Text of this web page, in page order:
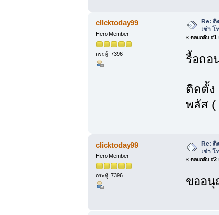
clicktoday99
Hero Member
กระทู้: 7396
Re:
เช่า โ
« ตอบกลับ #1
รื้อถอ
ติดตั้ง
พลัส (
clicktoday99
Hero Member
กระทู้: 7396
Re: ติ
เช่า โ
« ตอบกลับ #2
ขออนุ